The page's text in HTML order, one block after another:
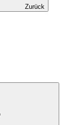
Zurück